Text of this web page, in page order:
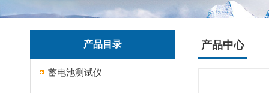
产品目录
蓄电池测试仪
产品中心